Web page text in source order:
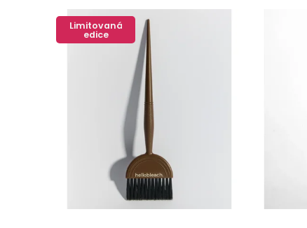
Nejdražší
Abecedně
Limitovaná
edice